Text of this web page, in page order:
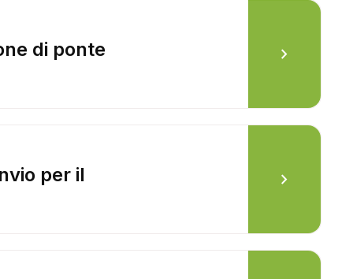
di ponte
chevron_right
per il
chevron_right